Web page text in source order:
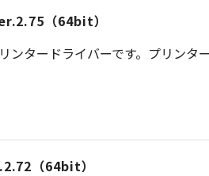
（64bit）
ンタードライバーです。プリン
（64bit）